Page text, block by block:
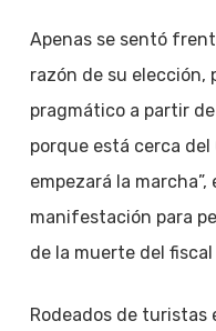
Apenas se sentó
razón de su elección,
pragmático a partir
porque está cerca del
empezará la
manifestación para
de la muerte del fiscal
Rodeados de turistas